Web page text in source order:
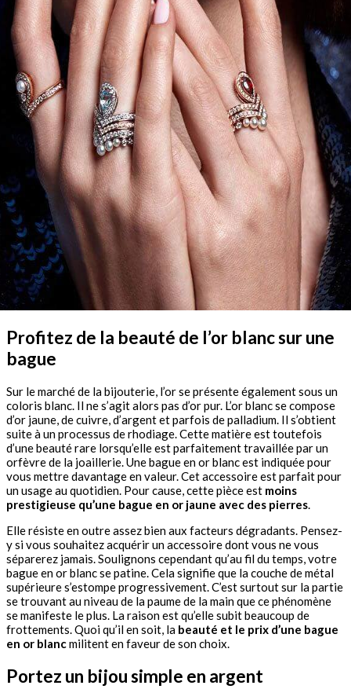
Profitez de la beauté de l’or blanc sur une
bague
Sur le marché de la bijouterie, l’or se présente également sous un
coloris blanc. Il ne s’agit alors pas d’or pur. L’or blanc se compose
d’or jaune, de cuivre, d’argent et parfois de palladium. Il s’obtient
suite à un processus de rhodiage. Cette matière est toutefois
d’une beauté rare lorsqu’elle est parfaitement travaillée par un
orfèvre de la joaillerie. Une bague en or blanc est indiquée pour
vous mettre davantage en valeur. Cet accessoire est parfait pour
un usage au quotidien. Pour cause, cette pièce est moins
prestigieuse qu’une bague en or jaune avec des pierres.
Elle résiste en outre assez bien aux facteurs dégradants. Pensez-
y si vous souhaitez acquérir un accessoire dont vous ne vous
séparerez jamais. Soulignons cependant qu’au fil du temps, votre
bague en or blanc se patine. Cela signifie que la couche de métal
supérieure s’estompe progressivement. C’est surtout sur la partie
se trouvant au niveau de la paume de la main que ce phénomène
se manifeste le plus. La raison est qu’elle subit beaucoup de
frottements. Quoi qu’il en soit, la beauté et le prix d’une bague
en or blancmilitent en faveur de son choix.
Portez un bijou simple en argent